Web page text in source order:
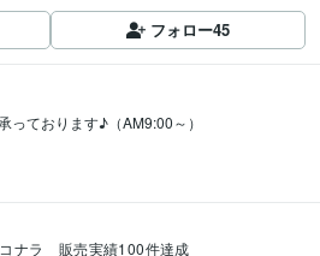
フォロー45
ております♪（AM9:00～）
ナラ　販売実績100件達成